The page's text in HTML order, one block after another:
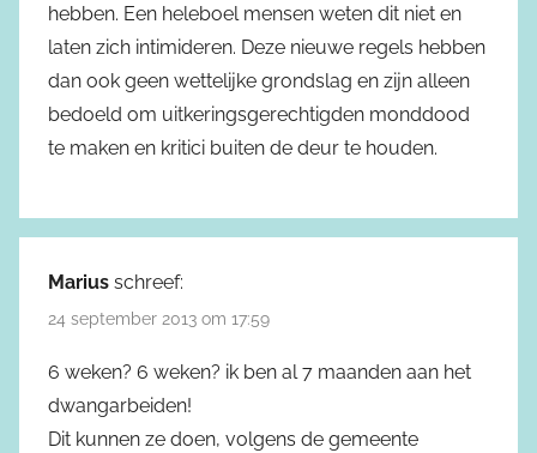
hebben. Een heleboel mensen weten dit niet en
laten zich intimideren. Deze nieuwe regels hebben
dan ook geen wettelijke grondslag en zijn alleen
bedoeld om uitkeringsgerechtigden monddood
te maken en kritici buiten de deur te houden.
Marius schreef:
24 september 2013 om 17:59
6 weken? 6 weken? ik ben al 7 maanden aan het
dwangarbeiden!
Dit kunnen ze doen, volgens de gemeente